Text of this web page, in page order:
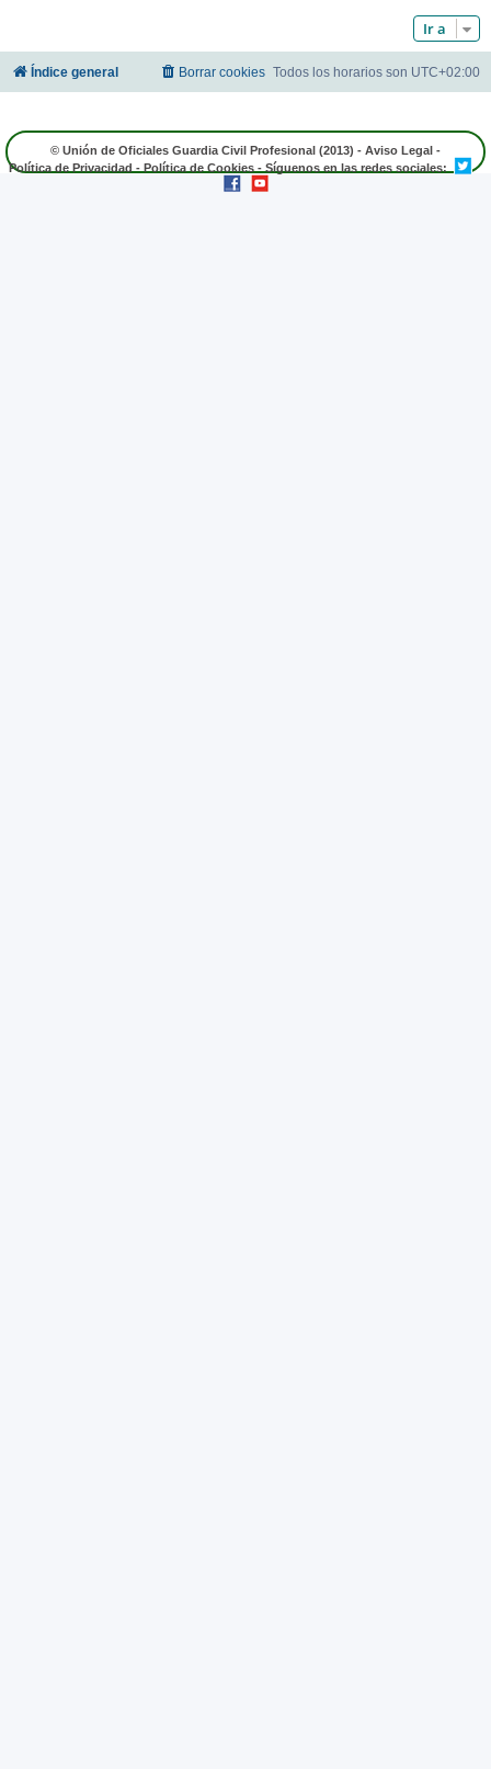
Ir a
Índice general Todos los horarios son UTC+02:00
Borrar cookies
© Unión de Oficiales Guardia Civil Profesional (2013) - Aviso Legal -
Política de Privacidad-Política de Cookies- Síguenos en las redes sociales: